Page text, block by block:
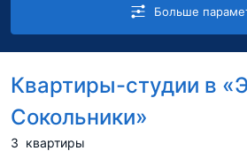
Больше
Квартиры-студии в
Сокольники»
3 квартиры